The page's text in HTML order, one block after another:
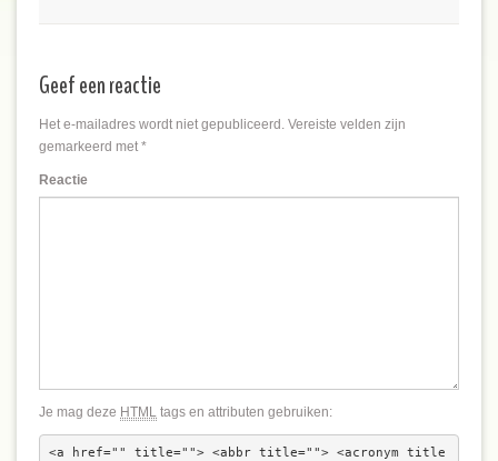
Geef een reactie
Het e-mailadres wordt niet gepubliceerd. Vereiste velden zijn
gemarkeerd met*
Reactie
Je mag deze HTML tags en attributen gebruiken:
<a href="" title=""> <abbr title=""> <acronym title